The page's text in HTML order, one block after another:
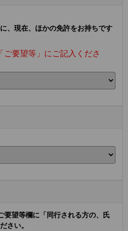
、現在、ほかの免許をお持ちです
要望等」にご記入くださ
要望等欄に「同行される方の、氏
さい。